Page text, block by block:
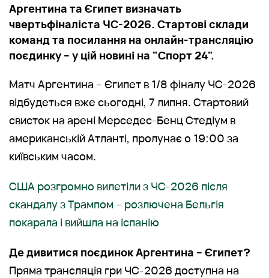
Аргентина та Єгипет визначать
чвертьфіналіста ЧС-2026. Стартові склади
команд та посилання на онлайн-трансляцію
поєдинку – у цій новині на "Спорт 24".
Матч Аргентина – Єгипет в 1/8 фіналу ЧС-2026
відбудеться вже сьогодні, 7 липня. Стартовий
свисток на арені Мерседес-Бенц Стедіум в
американській Атланті, пролунає о 19:00 за
київським часом.
США розгромно вилетіли з ЧС-2026 після
скандалу з Трампом – розлючена Бельгія
покарала і вийшла на Іспанію
Де дивитися поєдинок Аргентина – Єгипет?
Пряма трансляція гри ЧС-2026 доступна на